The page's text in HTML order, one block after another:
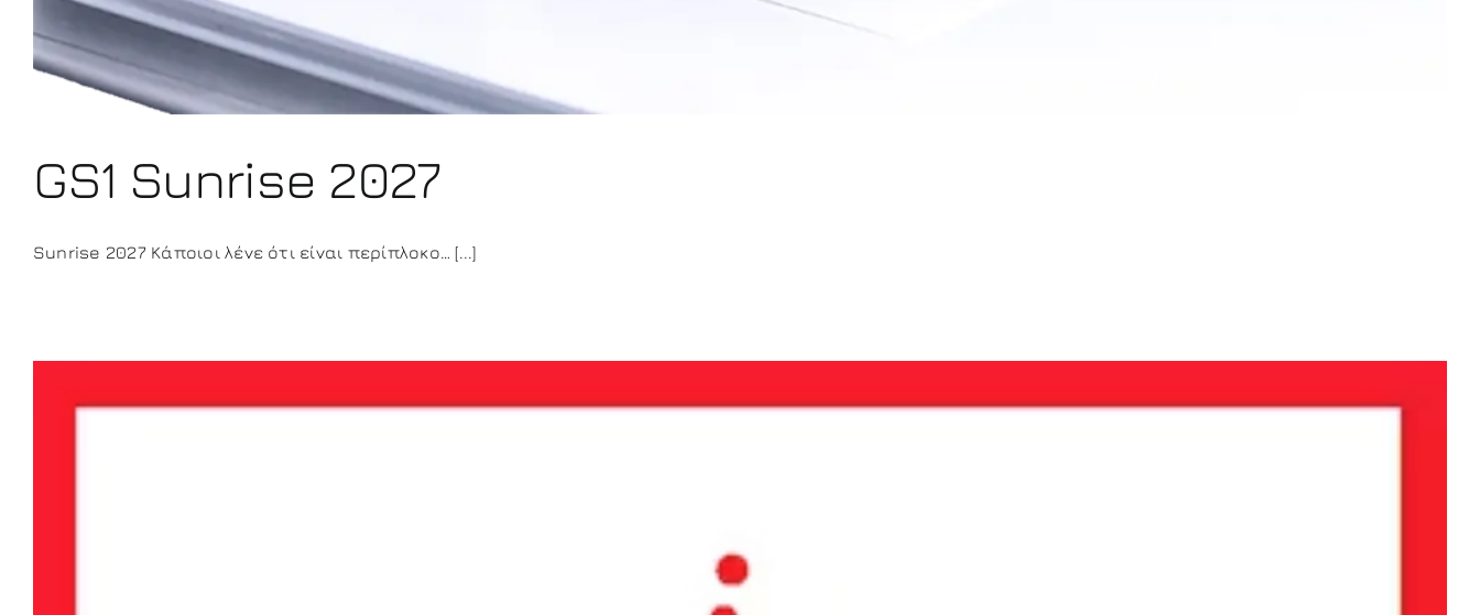
GS1 Sunrise 2027
Sunrise 2027 Κάποιοι λένε ότι είναι περίπλοκο… [...]